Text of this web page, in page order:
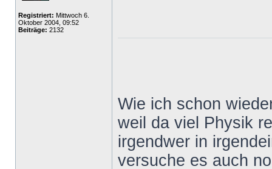
Registriert: Mittwoch 6.
Oktober 2004, 09:52
Beiträge: 2132
Wie ich schon
weil da viel Physik
irgendwer in
versuche es auch